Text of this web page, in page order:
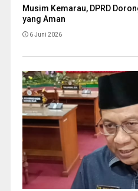
Musim Kemarau, DPRD
yang Aman
6 Juni 2026